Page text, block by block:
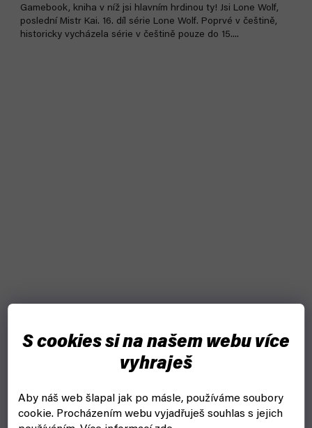
S cookies si na našem webu více
vyhraješ
Aby náš web šlapal jak po másle, používáme soubory
cookie. Procházením webu vyjadřuješ souhlas s jejich
Gamebook, kniha v níž jsi hlavním hrdinou ty! Jsi Lone Wolf,
poslední Mistr Kai. 16. díl série Lone Wolf. Poprvé v češtině,
historicky vycházela série v češtině pouze do 15....
Lone Wolf: Legie mrtvých - Kniha 17. (Mytago)
čekáme na naskladnění
339 Kč Detail